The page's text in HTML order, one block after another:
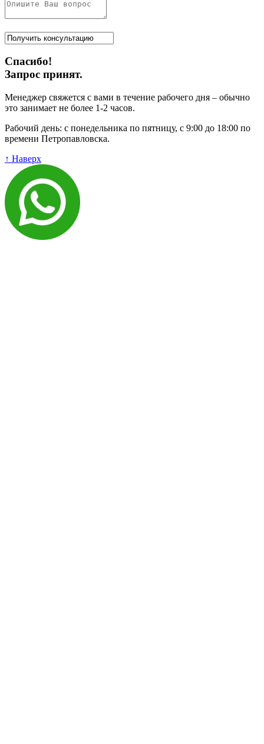
Спасибо!
Запрос принят.
Менеджер свяжется с вами в течение рабочего дня – обычно
это занимает не более 1-2 часов.
Рабочий день: с понедельника по пятницу, с 9:00 до 18:00 по
времени Петропавловска.
↑ Наверх